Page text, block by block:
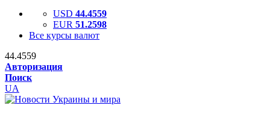
USD 44.4559
EUR 51.2598
Все курсы валют
44.4559
Авторизация
Поиск
UA